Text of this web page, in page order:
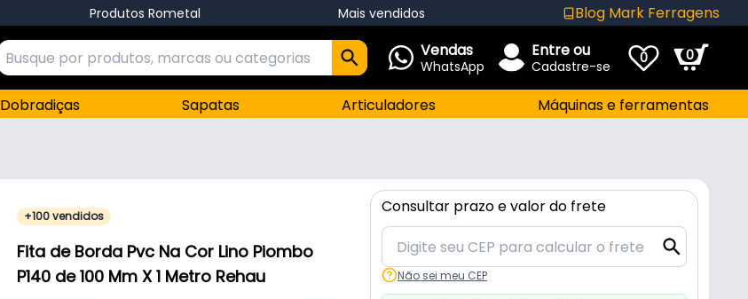
Produtos Rometal Mais vendidos Blog Mark Ferragens
Vendas
WhatsApp
Entre ou
Cadastre-se 0 0
Dobradiças Sapatas Articuladores Máquinas e ferramentas
+100 vendidos
Fita de Borda Pvc Na Cor Lino Piombo
P140 de 100 Mm X 1 Metro Rehau
Consultar prazo e valor do frete
Não sei meu CEP